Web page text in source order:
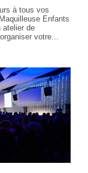
à tous vos
Enfants
atelier de
votre...